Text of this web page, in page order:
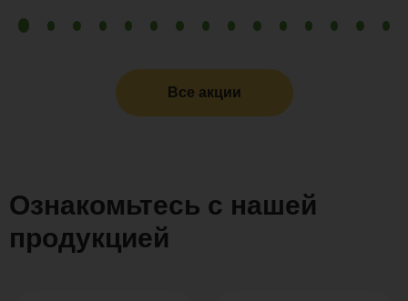
Все акции
Ознакомьтесь с нашей
продукцией